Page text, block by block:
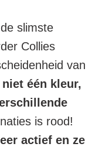
slimste
Collies
van
één kleur,
is rood!
actief en ze